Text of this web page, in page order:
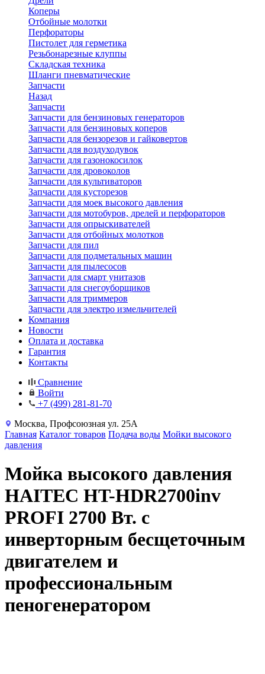
Коперы
Отбойные молотки
Перфораторы
Пистолет для герметика
Резьбонарезные клуппы
Складская техника
Шланги пневматические
Запчасти
Назад
Запчасти
Запчасти для бензиновых генераторов
Запчасти для бензиновых коперов
Запчасти для бензорезов и гайковертов
Запчасти для воздуходувок
Запчасти для газонокосилок
Запчасти для дровоколов
Запчасти для культиваторов
Запчасти для кусторезов
Запчасти для моек высокого давления
Запчасти для мотобуров, дрелей и перфораторов
Запчасти для опрыскивателей
Запчасти для отбойных молотков
Запчасти для пил
Запчасти для подметальных машин
Запчасти для пылесосов
Запчасти для смарт унитазов
Запчасти для снегоуборщиков
Запчасти для триммеров
Запчасти для электро измельчителей
Компания
Новости
Оплата и доставка
Гарантия
Контакты
Сравнение
Войти
+7 (499) 281-81-70
Москва, Профсоюзная ул. 25А
Главная Каталог товаров Подача воды Мойки высокого
давления
Мойка высокого давления
HAITEC HT-HDR2700inv
PROFI 2700 Вт. с
инверторным бесщеточным
двигателем и
профессиональным
пеногенератором